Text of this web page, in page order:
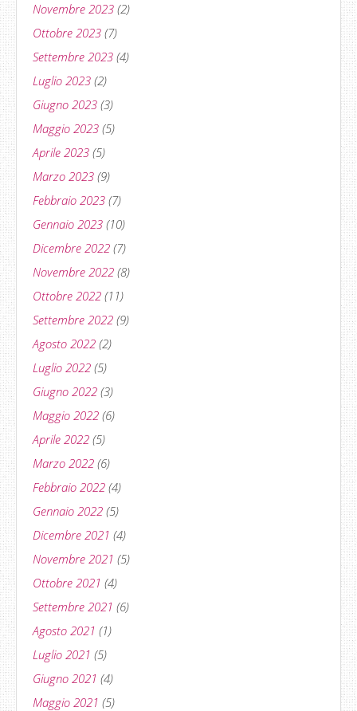
Novembre 2023 (2)
Ottobre 2023 (7)
Settembre 2023 (4)
Luglio 2023 (2)
Giugno 2023 (3)
Maggio 2023 (5)
Aprile 2023 (5)
Marzo 2023 (9)
Febbraio 2023 (7)
Gennaio 2023 (10)
Dicembre 2022 (7)
Novembre 2022 (8)
Ottobre 2022 (11)
Settembre 2022 (9)
Agosto 2022 (2)
Luglio 2022 (5)
Giugno 2022 (3)
Maggio 2022 (6)
Aprile 2022 (5)
Marzo 2022 (6)
Febbraio 2022 (4)
Gennaio 2022 (5)
Dicembre 2021 (4)
Novembre 2021 (5)
Ottobre 2021 (4)
Settembre 2021 (6)
Agosto 2021 (1)
Luglio 2021 (5)
Giugno 2021 (4)
Maggio 2021 (5)